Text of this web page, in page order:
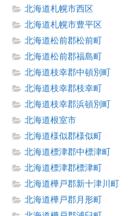
北海道札幌市西区
北海道札幌市豊平区
北海道松前郡松前町
北海道松前郡福島町
北海道枝幸郡中頓別町
北海道枝幸郡枝幸町
北海道枝幸郡浜頓別町
北海道根室市
北海道様似郡様似町
北海道標津郡中標津町
北海道標津郡標津町
北海道樺戸郡新十津川町
北海道樺戸郡月形町